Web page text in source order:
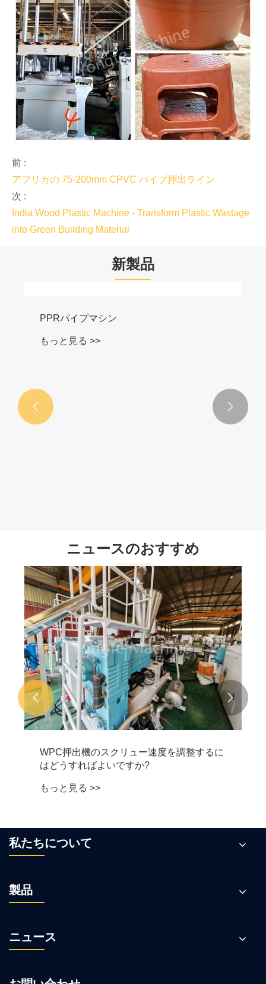
前 :
アフリカの 75-200mm CPVC パイプ押出ライン
次 :
India Wood Plastic Machine - Transform Plastic Wastage
into Green Building Material
新製品
 
ニュースのおすすめ
WPC押出機のスクリュー速度を調整するに
はどうすればよいですか?
もっと見る >>
 
私たちについて
製品
ニュース